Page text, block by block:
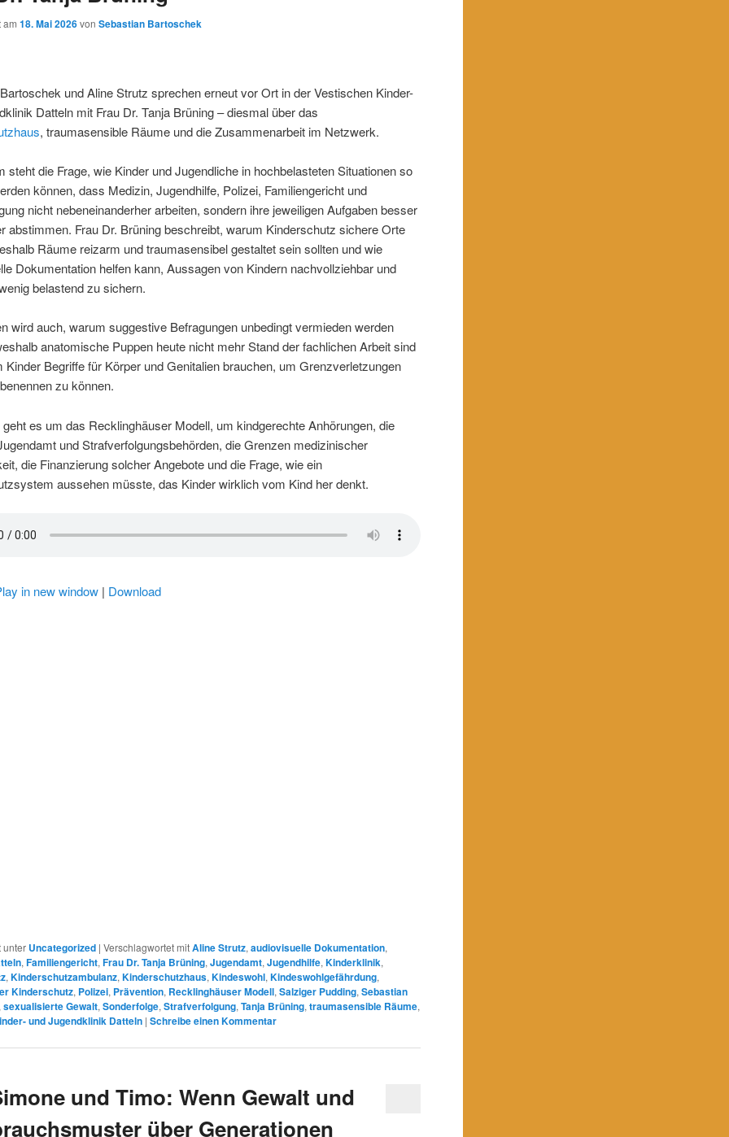
am18. Mai 2026 vonSebastian Bartoschek
und Aline Strutz sprechen erneut vor Ort in der Vestischen Kinder-
Datteln mit Frau Dr. Tanja Brüning – diesmal über das
, traumasensible Räume und die Zusammenarbeit im Netzwerk.
steht die Frage, wie Kinder und Jugendliche in hochbelasteten Situationen so
können, dass Medizin, Jugendhilfe, Polizei, Familiengericht und
nicht nebeneinanderher arbeiten, sondern ihre jeweiligen Aufgaben besser
abstimmen. Frau Dr. Brüning beschreibt, warum Kinderschutz sichere Orte
Räume reizarm und traumasensibel gestaltet sein sollten und wie
Dokumentation helfen kann, Aussagen von Kindern nachvollziehbar und
belastend zu sichern.
wird auch, warum suggestive Befragungen unbedingt vermieden werden
anatomische Puppen heute nicht mehr Stand der fachlichen Arbeit sind
Kinder Begriffe für Körper und Genitalien brauchen, um Grenzverletzungen
zu können.
es um das Recklinghäuser Modell, um kindgerechte Anhörungen, die
und Strafverfolgungsbehörden, die Grenzen medizinischer
die Finanzierung solcher Angebote und die Frage, wie ein
aussehen müsste, das Kinder wirklich vom Kind her denkt.
in new window | Download
unter Uncategorized |Verschlagwortet mit Aline Strutz,audiovisuelle Dokumentation,
,Familiengericht,Frau Dr. Tanja Brüning,Jugendamt,Jugendhilfe,Kinderklinik,
,Kinderschutzambulanz,Kinderschutzhaus,Kindeswohl,Kindeswohlgefährdung,
Kinderschutz, Polizei, Prävention, Recklinghäuser Modell,Salziger Pudding,Sebastian
,sexualisierte Gewalt,Sonderfolge,Strafverfolgung,Tanja Brüning,traumasensible Räume,
und Jugendklinik Datteln |Schreibe einen Kommentar
und Timo: Wenn Gewalt und
über Generationen